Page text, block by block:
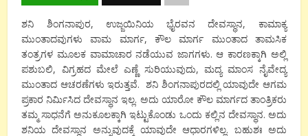
ಶನಿ ಶಿಂಗನಾಪುರ, ಉಜ್ಜಯಿನಿಯ ಭೈರವನ ದೇವಸ್ಥಾನ, ಕಾಮಾಕ್ಯ
ಮುಂತಾದವುಗಳು ವಾಮ ಮಾರ್ಗ, ಕೌಲ ಮಾರ್ಗ ಮುಂತಾದ ತಾಮಸಿಕ
ತಂತ್ರಗಳ ಮೂಲಕ ವಾಮಾಚಾರ ನಡೆಯುವ ಜಾಗಗಳು. ಆ ಕಾರಣಕ್ಕಾಗಿ ಅಲ್ಲಿ
ಪಶುಬಲಿ, ವಿಗ್ರಹದ ಮೇಲೆ ಎಣ್ಣೆ ಸುರಿಯುವುದು, ಮದ್ಯ ಮಾಂಸ ನೈವೇದ್ಯ
ಮುಂತಾದ ಆಚರಣೆಗಳು ಇರುತ್ತವೆ. ಶನಿ ಶಿಂಗನಾಪುರದಲ್ಲಿ ಯಾವುದೇ ಆಗಮ
ಪ್ರಕಾರ ನಿರ್ಮಿಸಿದ ದೇವಸ್ಥಾನ ಇಲ್ಲ. ಅದು ಯಾರೋ ಕೌಲ ಮಾರ್ಗದ ತಾಂತ್ರಿಕರು
ತಮ್ಮ ಸಾಧನೆಗೆ ಅನುಕೂಲಕ್ಕಾಗಿ ಇಟ್ಟುಕೊಂಡು ಒಂದು ಕಲ್ಲಿನ ದೇವಸ್ಥಾನ. ಅದು
ಶನಿಯ ದೇವಸ್ಥಾನ ಅನ್ನುವುದಕ್ಕೆ ಯಾವುದೇ ಆಧಾರಗಳಿಲ್ಲ. ಬಹುಶಃ ಅದು